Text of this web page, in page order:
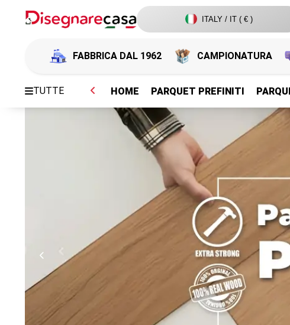
ITALY / IT ( € )
FABBRICA DAL 1962 CAMPIONATURA
TUTTE HOME PARQUET PREFINITI